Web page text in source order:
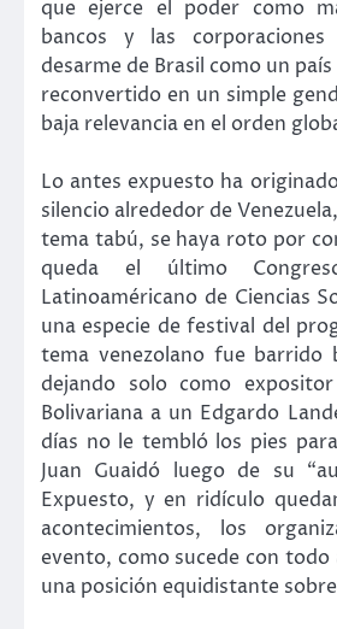
que ejerce el poder como
bancos y las
desarme de Brasil como un
reconvertido en un simple
baja relevancia en el orden
Lo antes expuesto ha
silencio alrededor de
tema tabú, se haya roto por
queda el último
Latinoaméricano de Ciencias
una especie de festival del
tema venezolano fue barrido
dejando solo como
Bolivariana a un Edgardo
días no le tembló los pies
Juan Guaidó luego de su
Expuesto, y en ridículo
acontecimientos, los
evento, como sucede con
una posición equidistante